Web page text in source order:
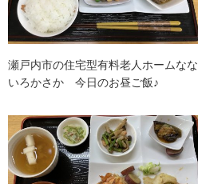
瀬戸内市の住宅型有料老人ホームなな
いろかさか 今日のお昼ご飯♪